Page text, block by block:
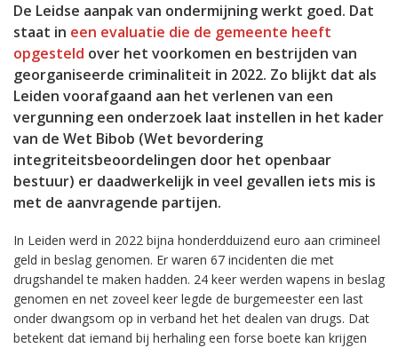
De Leidse aanpak van ondermijning werkt goed. Dat
staat in een evaluatie die de gemeente heeft
opgesteld over het voorkomen en bestrijden van
georganiseerde criminaliteit in 2022. Zo blijkt dat als
Leiden voorafgaand aan het verlenen van een
vergunning een onderzoek laat instellen in het kader
van de Wet Bibob (Wet bevordering
integriteitsbeoordelingen door het openbaar
bestuur) er daadwerkelijk in veel gevallen iets mis is
met de aanvragende partijen.
In Leiden werd in 2022 bijna honderdduizend euro aan crimineel
geld in beslag genomen. Er waren 67 incidenten die met
drugshandel te maken hadden. 24 keer werden wapens in beslag
genomen en net zoveel keer legde de burgemeester een last
onder dwangsom op in verband het het dealen van drugs. Dat
betekent dat iemand bij herhaling een forse boete kan krijgen